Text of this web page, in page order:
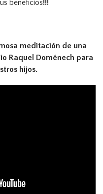
beneficios!!!
meditación de una
Raquel Doménech para
hijos.